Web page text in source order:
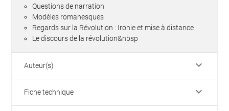
Questions de narration
Modèles romanesques
Regards sur la Révolution : Ironie et mise à distance
Le discours de la révolution&nbsp
Auteur(s) keyboard_arrow_down
Fiche technique keyboard_arrow_down